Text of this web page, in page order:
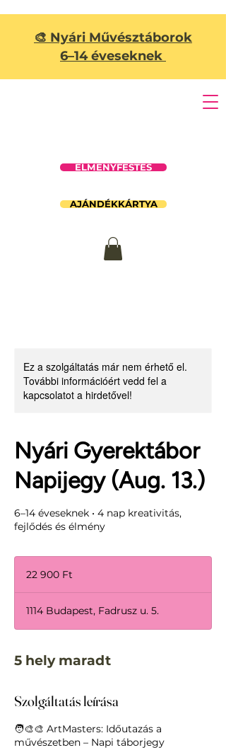
AJÁNDÉKKÁRTYA
ÉLMÉNYFESTÉS
🎨 Nyári Művésztáborok
6–14 éveseknek
Ez a szolgáltatás már nem érhető el.
További információért vedd fel a
kapcsolatot a hirdetővel!
Nyári Gyerektábor
Napijegy (Aug. 13.)
6–14 éveseknek • 4 nap kreativitás,
fejlődés és élmény
forint22 900 Ft
1114 Budapest, Fadrusz u. 5.
5 hely maradt
Szolgáltatás leírása
🧑‍🎨🎨 ArtMasters: Időutazás a
művészetben – Napi táborjegy